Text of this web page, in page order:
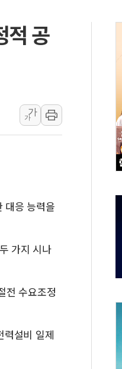
, 제주 경선 결과 발표...김민석
내 주요 금융일정(8.10~8.14)
출구전략 만지작…공습 한계·
·삼척 시간당 최대 50㎜ 폭우…
거하다 참변…60대 환경미화원
구 주택가서 흉기 난동…60대 남
결혼 때문에 손해 보는 일 없
도 인근 해상서 모터보트 전복
안부' 피해자 기림의 날 참석
툼 중 어머니 흉기 살해 10대 아
김민석에 '뻔뻔' 받아친 정청
적 공
가
가
대응 능력을
가지 시나
전 수요조정
력설비 일제